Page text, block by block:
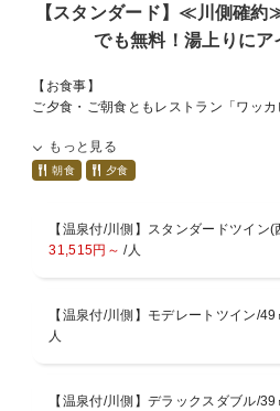
【スタンダード】≪川側確
でも無料！湯上りにア
【お食事】
ご夕食・ご朝食ともレストラン「ワッ
★ご夕食
北海道の大地の恵みをふんだんに使った
だいてもお断りする場合がございます
※お時間は7:30〜9:00(最終入場)、クロ
ニュー」のご用意が可能です。ご希望
もっと見る
朝食 夕食
【温泉付/川側】スタンダードツイン
31,515円～ /人
【温泉付/川側】モデレートツイン/
人
【温泉付/川側】デラックスダブル/